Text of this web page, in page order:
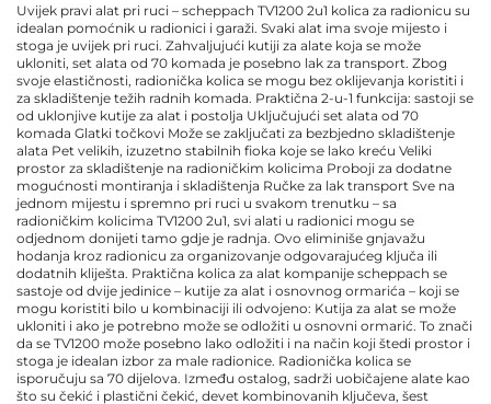
Uvijek pravi alat pri ruci – scheppach TV1200 2u1 kolica za radionicu su
idealan pomoćnik u radionici i garaži. Svaki alat ima svoje mijesto i
stoga je uvijek pri ruci. Zahvaljujući kutiji za alate koja se može
ukloniti, set alata od 70 komada je posebno lak za transport. Zbog
svoje elastičnosti, radionička kolica se mogu bez oklijevanja koristiti i
za skladištenje težih radnih komada. Praktična 2-u-1 funkcija: sastoji se
od uklonjive kutije za alat i postolja Uključujući set alata od 70
komada Glatki točkovi Može se zaključati za bezbjedno skladištenje
alata Pet velikih, izuzetno stabilnih fioka koje se lako kreću Veliki
prostor za skladištenje na radioničkim kolicima Proboji za dodatne
mogućnosti montiranja i skladištenja Ručke za lak transport Sve na
jednom mijestu i spremno pri ruci u svakom trenutku – sa
radioničkim kolicima TV1200 2u1, svi alati u radionici mogu se
odjednom donijeti tamo gdje je radnja. Ovo eliminiše gnjavažu
hodanja kroz radionicu za organizovanje odgovarajućeg ključa ili
dodatnih kliješta. Praktična kolica za alat kompanije scheppach se
sastoje od dvije jedinice – kutije za alat i osnovnog ormarića – koji se
mogu koristiti bilo u kombinaciji ili odvojeno: Kutija za alat se može
ukloniti i ako je potrebno može se odložiti u osnovni ormarić. To znači
da se TV1200 može posebno lako odložiti i na način koji štedi prostor i
stoga je idealan izbor za male radionice. Radionička kolica se
isporučuju sa 70 dijelova. Između ostalog, sadrži uobičajene alate kao
što su čekić i plastični čekić, devet kombinovanih ključeva, šest